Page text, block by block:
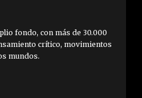
fondo, con más de 30.000
crítico, movimientos
mundos.